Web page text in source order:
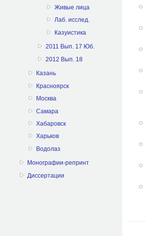
Живые лица
Лаб. исслед.
Казуистика
2011 Вып. 17 Юб.
2012 Вып. 18
Казань
Красноярск
Москва
Самара
Хабаровск
Харьков
Водолаз
Монографии-репринт
Диссертации